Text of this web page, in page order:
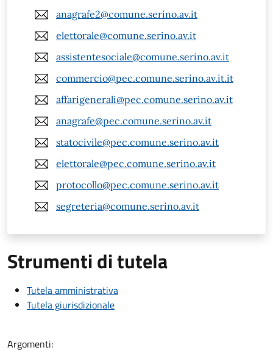
anagrafe2@comune.serino.av.it
elettorale@comune.serino.av.it
assistentesociale@comune.serino.av.it
commercio@pec.comune.serino.av.it.it
affarigenerali@pec.comune.serino.av.it
anagrafe@pec.comune.serino.av.it
statocivile@pec.comune.serino.av.it
elettorale@pec.comune.serino.av.it
protocollo@pec.comune.serino.av.it
segreteria@comune.serino.av.it
Strumenti di tutela
Tutela amministrativa
Tutela giurisdizionale
Argomenti: